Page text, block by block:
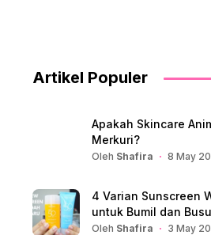
Artikel Populer
Apakah Skincare
Merkuri?
Oleh Shafira 8 May
4 Varian Sunscreen
untuk Bumil dan
Oleh Shafira 3 May